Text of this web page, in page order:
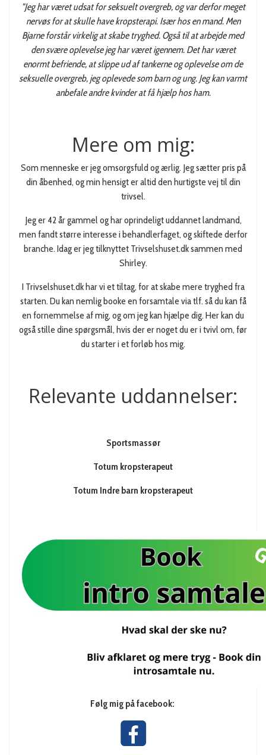
"Jeg har været udsat for seksuelt overgreb, og var derfor meget
nervøs for at skulle have kropsterapi. Især hos en mand. Men
Bjarne forstår virkelig at skabe tryghed. Også til at arbejde med
den svære oplevelse jeg har været igennem. Det har været
enormt befriende, at slippe ud af tankerne og oplevelse om de
seksuelle overgreb, jeg oplevede som barn og ung. Jeg kan varmt
anbefale andre kvinder at få hjælp hos ham.
Mere om mig:
Som menneske er jeg omsorgsfuld og ærlig. Jeg sætter pris på
din åbenhed, og min hensigt er altid den hurtigste vej til din
trivsel.
Jeg er 42 år gammel og har oprindeligt uddannet landmand,
men fandt større interesse i behandlerfaget, og skiftede derfor
branche. Idag er jeg tilknyttet Trivselshuset.dk sammen med
Shirley.
I Trivselshuset.dk har vi et tiltag, for at skabe mere tryghed fra
starten. Du kan nemlig booke en forsamtale via tlf. så du kan få
en fornemmelse af mig, og om jeg kan hjælpe dig. Her kan du
også stille dine spørgsmål, hvis der er noget du er i tvivl om, før
du starter i et forløb hos mig.
Relevante uddannelser:
Sportsmassør
Totum kropsterapeut
Totum Indre barn kropsterapeut
Følg mig på facebook: